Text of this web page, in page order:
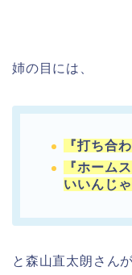
姉の目には、
『打ち合
『ホーム
いいんじゃ
と森山直太朗さん